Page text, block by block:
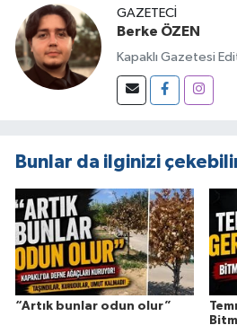
GAZETECI
Berke ÖZEN
Kapaklı Gazetesi
Bunlar da ilginizi
“Artık bunlar odun olur”